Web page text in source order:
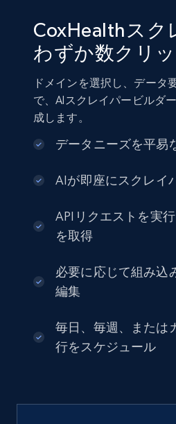
CoxHealthスク
わずか数クリ
ドメインを選択し、データ
で、AIスクレイパービルダ
成します。
データニーズを平易
AIが即座にスクレイ
APIリクエストを実
を取得
必要に応じて組み込
編集
毎日、毎週、または
行をスケジュール